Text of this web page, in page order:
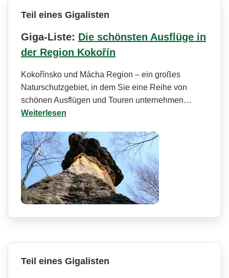
Teil eines Gigalisten
Giga-Liste: Die schönsten Ausflüge in
der Region Kokořín
Kokořínsko und Mácha Region – ein großes
Naturschutzgebiet, in dem Sie eine Reihe von
schönen Ausflügen und Touren unternehmen…
Weiterlesen
Teil eines Gigalisten